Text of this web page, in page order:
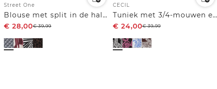
Street One
Blouse met split in de hals en luipaardprint
€ 28,00€39,99
CECIL
Tuniek met 3/4-mouwen en print
€ 24,00€39,99